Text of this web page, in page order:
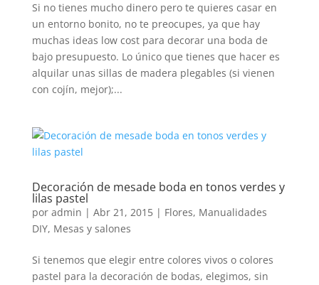
Si no tienes mucho dinero pero te quieres casar en
un entorno bonito, no te preocupes, ya que hay
muchas ideas low cost para decorar una boda de
bajo presupuesto. Lo único que tienes que hacer es
alquilar unas sillas de madera plegables (si vienen
con cojín, mejor);...
Decoración de mesade boda en tonos verdes y
lilas pastel
por admin | Abr 21, 2015| Flores, Manualidades
DIY, Mesas y salones
Si tenemos que elegir entre colores vivos o colores
pastel para la decoración de bodas, elegimos, sin